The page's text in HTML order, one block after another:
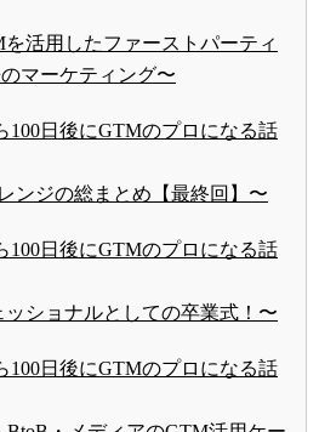
活用したファーストパーティ
マーケティング〜
100日後にGTMのプロになる話
ンジの総まとめ【最終回】〜
100日後にGTMのプロになる話
ショナルとしての卒業式！〜
100日後にGTMのプロになる話